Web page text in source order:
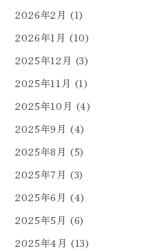
2026年2月 (1)
2026年1月 (10)
2025年12月 (3)
2025年11月 (1)
2025年10月 (4)
2025年9月 (4)
2025年8月 (5)
2025年7月 (3)
2025年6月 (4)
2025年5月 (6)
2025年4月 (13)